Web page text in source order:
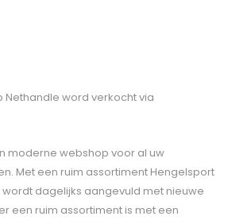
Nethandle word verkocht via
moderne webshop voor al uw
Met een ruim assortiment Hengelsport
dagelijks aangevuld met nieuwe
een ruim assortiment is met een